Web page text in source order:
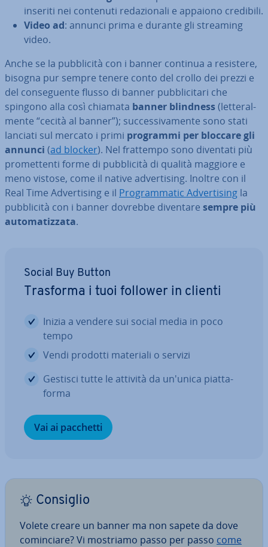
inseriti nei contenuti re­da­zio­na­li e appaiono credibili.
Video ad: annunci prima e durante gli streaming
video.
Anche se la pub­bli­ci­tà con i banner continua a resistere,
bisogna pur sempre tenere conto del crollo dei prezzi e
del con­se­guen­te flusso di banner pub­bli­ci­ta­ri che
spingono alla così chiamata banner blindness(let­te­ral­
men­te “cecità al banner”); suc­ces­si­va­men­te sono stati
lanciati sul mercato i primi programmi per bloccare gli
annunci (ad blocker). Nel frattempo sono diventati più
pro­met­ten­ti forme di pub­bli­ci­tà di qualità maggiore e
meno vistose, come il native ad­ver­ti­sing. Inoltre con il
Real Time Ad­ver­ti­sing e il Pro­gram­ma­tic Ad­ver­ti­sing la
pub­bli­ci­tà con i banner dovrebbe diventare sempre più
au­to­ma­tiz­za­ta.
Social Buy Button
Trasforma i tuoi follower in clienti
Inizia a vendere sui social media in poco
tempo
Vendi prodotti materiali o servizi
Gestisci tutte le attività da un'unica piat­ta­
for­ma
Vai ai pacchetti
Consiglio
Volete creare un banner ma non sapete da dove
co­min­cia­re? Vi mostriamo passo per passo come